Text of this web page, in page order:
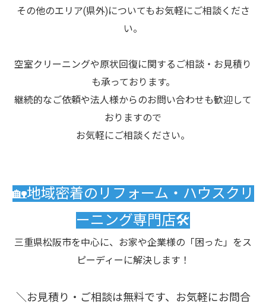
その他のエリア(県外)についてもお気軽にご相談くださ
い。
空室クリーニングや原状回復に関するご相談・お見積り
も承っております。
継続的なご依頼や法人様からのお問い合わせも歓迎して
おりますので
お気軽にご相談ください。
🏡地域密着のリフォーム・ハウスクリ
ーニング専門店🛠️
三重県松阪市を中心に、お家や企業様の「困った」をス
ピーディーに解決します！
＼お見積り・ご相談は無料です、お気軽にお問合